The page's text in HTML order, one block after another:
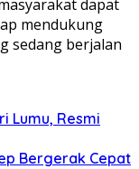
dapat
mendukung
sedang berjalan
Lumu, Resmi
Bergerak Cepat